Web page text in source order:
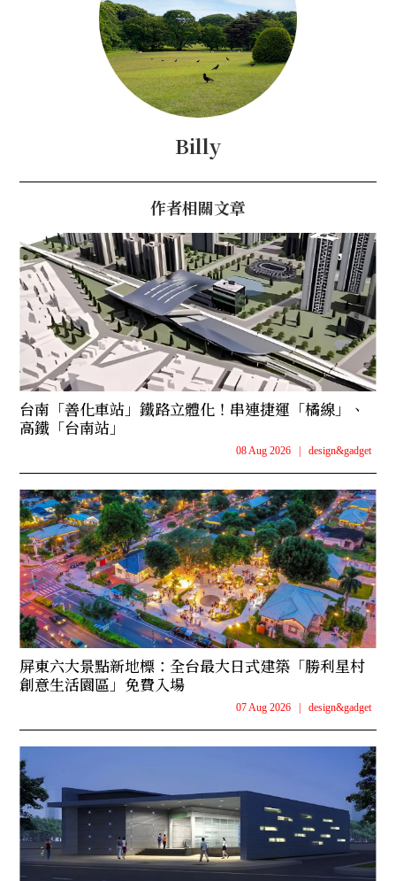
Billy
作者相關文章
台南「善化車站」鐵路立體化！串連捷運「橘線」、
高鐵「台南站」
08 Aug 2026 | design&gadget
屏東六大景點新地標：全台最大日式建築「勝利星村
創意生活園區」免費入場
07 Aug 2026 | design&gadget